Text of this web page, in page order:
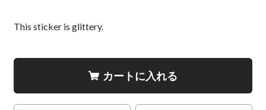
This sticker is glittery.
カートに入れる